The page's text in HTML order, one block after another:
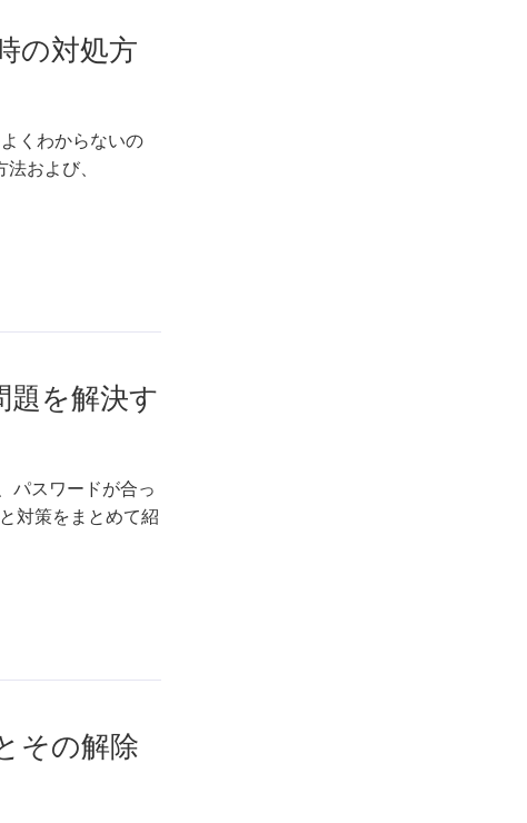
の対処方
くわからないの
および、
を解決す
パスワードが合っ
対策をまとめて紹
その解除